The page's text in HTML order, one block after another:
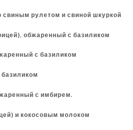
рулетом и свиной шкуркой
обжаренный с базиликом
с базиликом
с имбирем.
и кокосовым молоком